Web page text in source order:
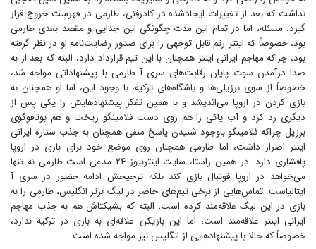
نداشت که بعد از تغییرات ایجادشده در کادرفنی، طارمی در فهرست خروج قرار
گیرد. مسئله، اما در تمام این مدت چگونگی این جدایی و مقصد بعدی طارمی
بود، خصوصاً که اینتر رقم قابل توجهی را برای صدور رضایت‌نامه او در نظر گرفته
بود، چراکه مهاجم ایرانی اینتر همچنان با این تیم قرارداد دارد، البته که بعد از به
صدا درآمدن سوت پایان رقابت‌های سری آ طارمی با پیشنهاداتی مواجه شد،
خصوصاً از سوی برزیلی‌ها و باشگاه‌های ترکیه، با وجود این، اما او همچنان به
بازی کردن در اروپا می‌اندیشد و با همین تفکر پیشنهادهایش را یکی پس از
دیگری رد کرد و آب پاکی را هم روی دست فلامینگو ریخت و هم بوتافوگوی
برزیل چراکه فلامینگو باوجود شنیدن پاسخ منفی همچنان به جذب ستاره ایرانی
اینتر اصرار داشت، اما طارمی همچنان روی موضع خود برای بازی در اروپا
پافشاری دارد. در همین راستا، سایت اینترنیوز ۲۴ مدعی است طارمی نه تنها
می‌خواهد در ‏اروپا فوتبال بازی کند بلکه ترجیحش ادامه حضور در سری آ
ایتالیاست. تماس‌هایی از برخی تیم‌های حاضر در لیگ برتر انگلیس، طارمی را به
بازی در این لیگ علاقه‌مند کرده است، البته که بشیکتاش هم به جذب مهاجم
ایرانی اینتر علاقه‌مند است، اما این بازیکن علاقه‌ای به بازی در ترکیه ندارد،
خصوصاً که حالا با پیشنهاد‌هایی از انگلیس نیز مواجه شده است.